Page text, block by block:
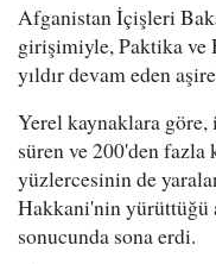
Afganistan İçişleri
girişimiyle, Paktika ve
yıldır devam eden
Yerel kaynaklara göre,
süren ve 200'den fazla
yüzlercesinin de
Hakkani'nin yürüttüğü
sonucunda sona erdi.